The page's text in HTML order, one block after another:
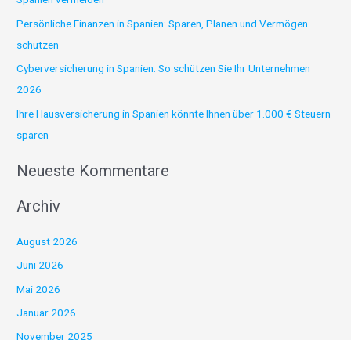
n
a
c
h
:
Persönliche Finanzen in Spanien: Sparen, Planen und Vermögen
schützen
Cyberversicherung in Spanien: So schützen Sie Ihr Unternehmen
2026
Ihre Hausversicherung in Spanien könnte Ihnen über 1.000 € Steuern
sparen
Neueste Kommentare
Archiv
August 2026
Juni 2026
Mai 2026
Januar 2026
November 2025